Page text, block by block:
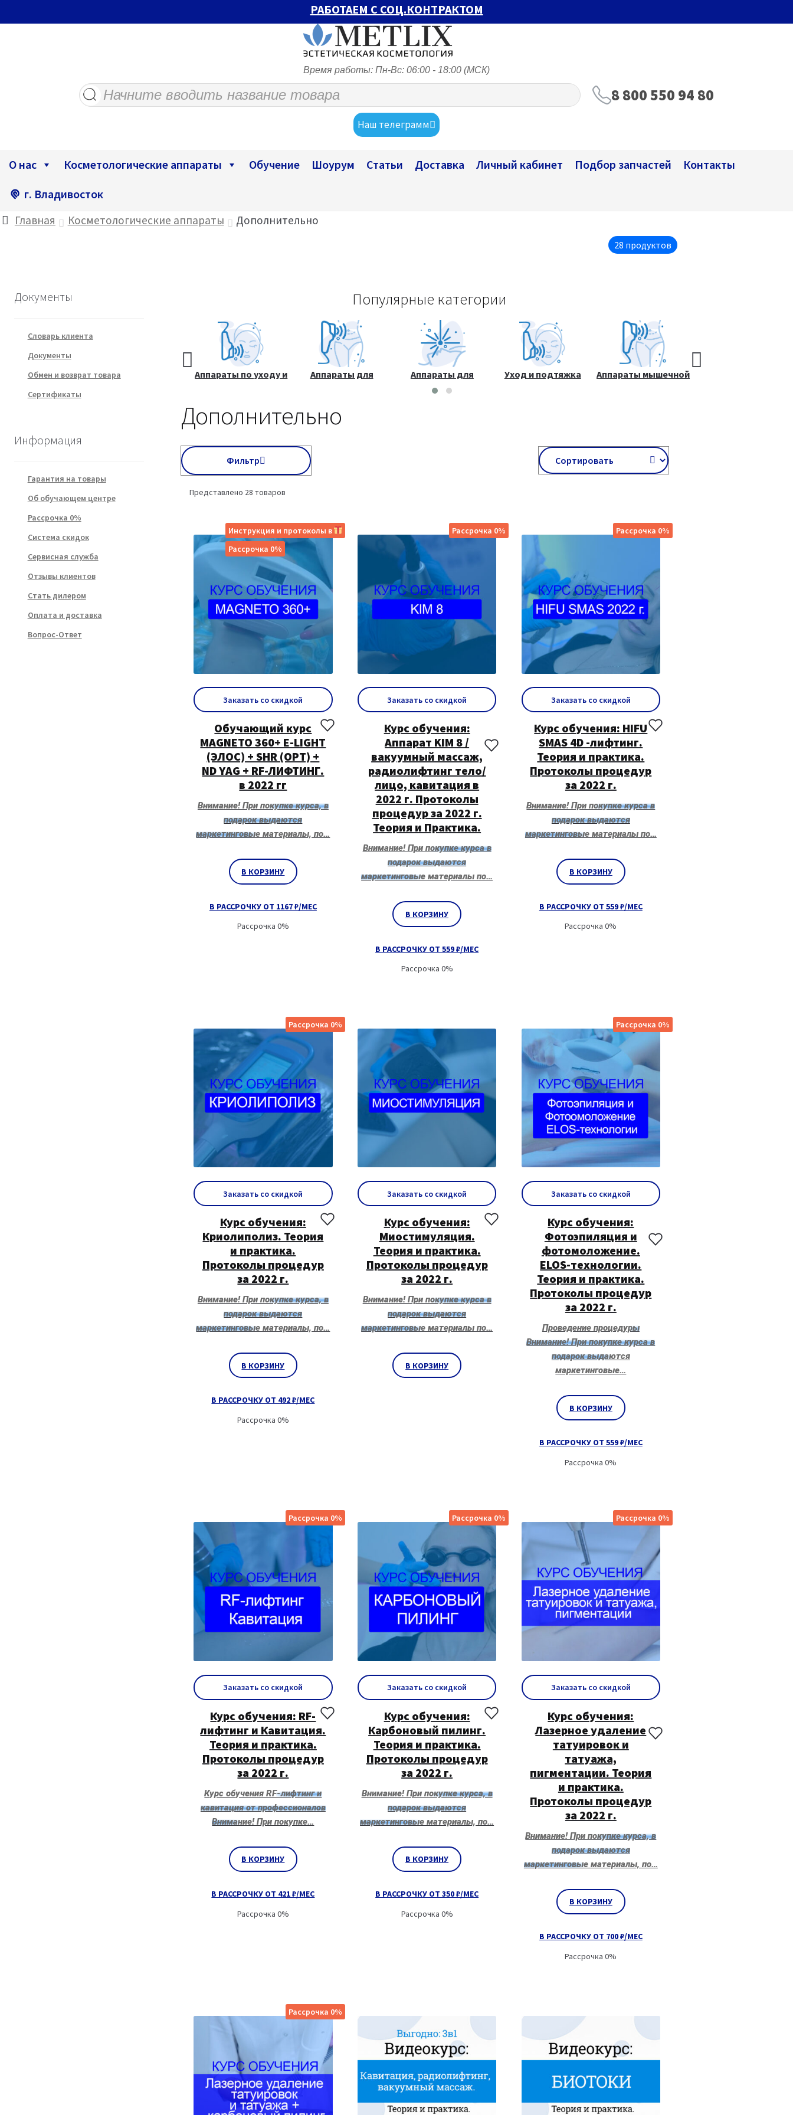
РАБОТАЕМ С СОЦ.КОНТРАКТОМ
Время работы: Пн-Вс: 06:00 - 18:00 (МСК)
Поиск
товаров
8 800 550 94 80
Наш телеграмм
О нас Косметологические аппараты Обучение Шоурум Статьи Доставка Личный кабинет Подбор запчастей
Контакты
г. Владивосток
Главная Косметологические аппараты Дополнительно
28 продуктов
Популярные категории
Курсы
косметологии.
Все товары
Аппараты по уходу и
Аппараты для
Аппараты для
лазерных процедур
Уход и подтяжка
Аппараты мышечной
Дополнительно
Фильтр
Представлено 28 товаров
Заказать со скидкой
Инструкция и протоколы в
Рассрочка 0%
Обучающий курс
MAGNETO 360+ E-LIGHT
(ЭЛОС) + SHR (OPT) +
ND YAG + RF-ЛИФТИНГ.
в 2022 гг
Внимание! При покупке курса, в
подарок выдаются
маркетинговые материалы, по…
В КОРЗИНУ
В РАССРОЧКУ ОТ 1167 ₽/МЕС
Рассрочка 0%
Заказать со скидкой
Рассрочка 0%
Курс обучения:
Аппарат KIM 8 /
вакуумный массаж,
радиолифтинг тело/
лицо, кавитация в
2022 г. Протоколы
процедур за 2022 г.
Теория и Практика.
Внимание! При покупке курса в
подарок выдаются
маркетинговые материалы по…
В КОРЗИНУ
В РАССРОЧКУ ОТ 559 ₽/МЕС
Рассрочка 0%
Заказать со скидкой
Рассрочка 0%
Курс обучения: HIFU
SMAS 4D -лифтинг.
Теория и практика.
Протоколы процедур
за 2022 г.
Внимание! При покупке курса в
подарок выдаются
маркетинговые материалы по…
В КОРЗИНУ
В РАССРОЧКУ ОТ 559 ₽/МЕС
Рассрочка 0%
Заказать со скидкой
Рассрочка 0%
Курс обучения:
Криолиполиз. Теория
и практика.
Протоколы процедур
за 2022 г.
Внимание! При покупке курса, в
подарок выдаются
маркетинговые материалы, по…
В КОРЗИНУ
В РАССРОЧКУ ОТ 492 ₽/МЕС
Рассрочка 0%
Заказать со скидкой
Курс обучения:
Миостимуляция.
Теория и практика.
Протоколы процедур
за 2022 г.
Внимание! При покупке курса в
подарок выдаются
маркетинговые материалы по…
В КОРЗИНУ
Заказать со скидкой
Рассрочка 0%
Курс обучения:
Фотоэпиляция и
фотомоложение.
ELOS-технологии.
Теория и практика.
Протоколы процедур
за 2022 г.
Проведение процедуры
Внимание! При покупке курса в
подарок выдаются
маркетинговые…
В КОРЗИНУ
В РАССРОЧКУ ОТ 559 ₽/МЕС
Рассрочка 0%
Заказать со скидкой
Рассрочка 0%
Курс обучения: RF-
лифтинг и Кавитация.
Теория и практика.
Протоколы процедур
за 2022 г.
Курс обучения RF-лифтинг и
кавитация от профессионалов
Внимание! При покупке…
В КОРЗИНУ
В РАССРОЧКУ ОТ 421 ₽/МЕС
Рассрочка 0%
Заказать со скидкой
Рассрочка 0%
Курс обучения:
Карбоновый пилинг.
Теория и практика.
Протоколы процедур
за 2022 г.
Внимание! При покупке курса, в
подарок выдаются
маркетинговые материалы, по…
В КОРЗИНУ
В РАССРОЧКУ ОТ 350 ₽/МЕС
Рассрочка 0%
Заказать со скидкой
Рассрочка 0%
Курс обучения:
Лазерное удаление
татуировок и
татуажа,
пигментации. Теория
и практика.
Протоколы процедур
за 2022 г.
Внимание! При покупке курса, в
подарок выдаются
маркетинговые материалы, по…
В КОРЗИНУ
В РАССРОЧКУ ОТ 700 ₽/МЕС
Рассрочка 0%
Рассрочка 0%
Документы
Словарь клиента
Документы
Обмен и возврат товара
Сертификаты
Информация
Гарантия на товары
Об обучающем центре
Рассрочка 0%
Система скидок
Сервисная служба
Отзывы клиентов
Стать дилером
Оплата и доставка
Вопрос-Ответ